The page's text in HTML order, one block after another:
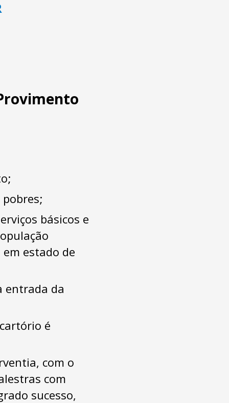
básicos e
estado de
entrada da
é
com o
com
sucesso,